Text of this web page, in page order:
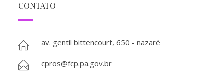
CONTATO
av. gentil bittencourt, 650 - nazaré
cpros@fcp.pa.gov.br